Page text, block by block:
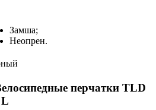
Замша;
Неопрен.
перчатки TLD
L